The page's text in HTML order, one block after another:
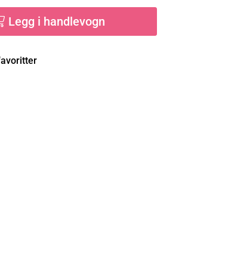
Legg i handlevogn